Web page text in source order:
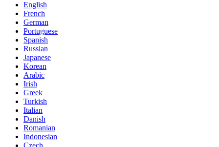
English
French
German
Portuguese
Spanish
Russian
Japanese
Korean
Arabic
Irish
Greek
Turkish
Italian
Danish
Romanian
Indonesian